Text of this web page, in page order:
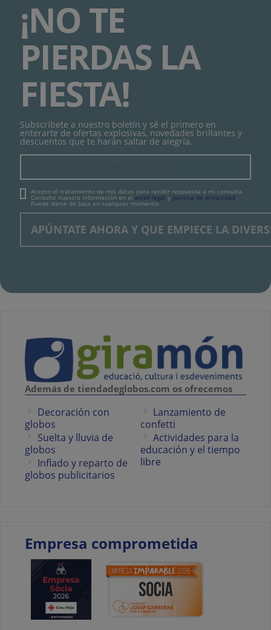
¡NO TE
PIERDAS LA
FIESTA!
Subscríbete a nuestro boletín y sé el primero en
enterarte de ofertas explosivas, novedades brillantes y
descuentos que te harán saltar de alegría.
Acepto el tratamiento de mis datos para recibir respuesta a mi consulta.
Consulte nuestra información en el aviso legal y política de privacidad
Puede darse de baja en cualquier momento.
Además de tiendadeglobos.com os ofrecemos
Decoración con
globos
Suelta y lluvia de
globos
Inflado y reparto de
globos publicitarios
Lanzamiento de
confetti
Actividades para la
educación y el tiempo
libre
Empresa comprometida